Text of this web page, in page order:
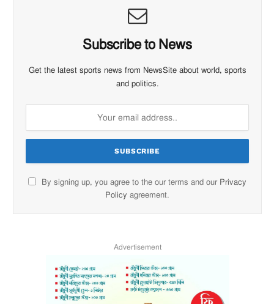
Subscribe to News
Get the latest sports news from NewsSite about world, sports
and politics.
By signing up, you agree to the our terms and our Privacy
Policy agreement.
Advertisement